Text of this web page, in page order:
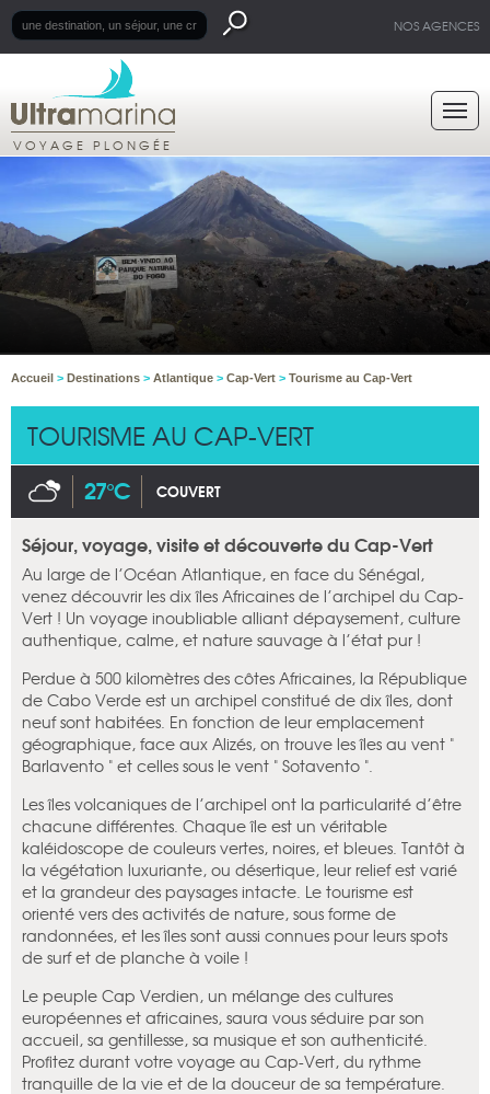
NOS AGENCES
VOYAGE PLONGÉE
Accueil > Destinations > Atlantique > Cap-Vert > Tourisme au Cap-Vert
TOURISME AU CAP-VERT
27°C COUVERT
Séjour, voyage, visite et découverte du Cap-Vert
Au large de l’Océan Atlantique, en face du Sénégal,
venez découvrir les dix îles Africaines de l’archipel du Cap-
Vert ! Un voyage inoubliable alliant dépaysement, culture
authentique, calme, et nature sauvage à l’état pur !
Perdue à 500 kilomètres des côtes Africaines, la République
de Cabo Verde est un archipel constitué de dix îles, dont
neuf sont habitées. En fonction de leur emplacement
géographique, face aux Alizés, on trouve les îles au vent "
Barlavento " et celles sous le vent " Sotavento ".
Les îles volcaniques de l’archipel ont la particularité d’être
chacune différentes. Chaque île est un véritable
kaléidoscope de couleurs vertes, noires, et bleues. Tantôt à
la végétation luxuriante, ou désertique, leur relief est varié
et la grandeur des paysages intacte. Le tourisme est
orienté vers des activités de nature, sous forme de
randonnées, et les îles sont aussi connues pour leurs spots
de surf et de planche à voile !
Le peuple Cap Verdien, un mélange des cultures
européennes et africaines, saura vous séduire par son
accueil, sa gentillesse, sa musique et son authenticité.
Profitez durant votre voyage au Cap-Vert, du rythme
tranquille de la vie et de la douceur de sa température.